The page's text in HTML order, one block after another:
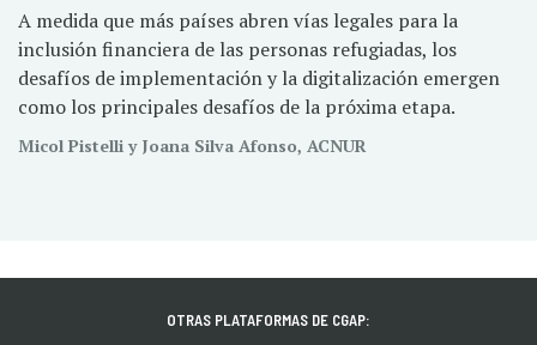
A medida que más países abren vías legales para la
inclusión financiera de las personas refugiadas, los
desafíos de implementación y la digitalización emergen
como los principales desafíos de la próxima etapa.
Micol Pistelli y Joana Silva Afonso, ACNUR
OTRAS PLATAFORMAS DE CGAP: